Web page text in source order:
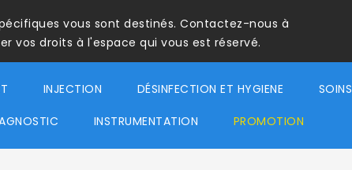
vous sont destinés. Contactez-nous à
vos droits à l'espace qui vous est réservé.
INJECTION DÉSINFECTION ET HYGIENE SOINS
INSTRUMENTATION PROMOTION